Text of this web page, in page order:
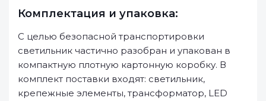
Комплектация и упаковка:
С целью безопасной транспортировки
светильник частично разобран и упакован в
компактную плотную картонную коробку. В
комплект поставки входят: светильник,
крепежные элементы, трансформатор, LED